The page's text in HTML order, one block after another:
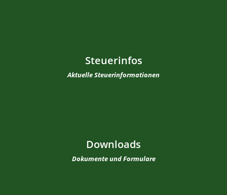
Steuerinfos
Aktuelle Steuerinformationen
Downloads
Dokumente und Formulare